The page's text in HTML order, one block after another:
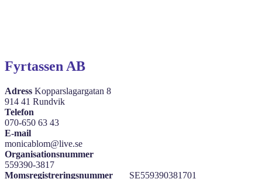
Fyrtassen AB
Adress Kopparslagargatan 8
914 41 Rundvik
Telefon
070-650 63 43
E-mail
monicablom@live.se
Organisationsnummer
559390-3817
Momsregistreringsnummer
SE559390381701